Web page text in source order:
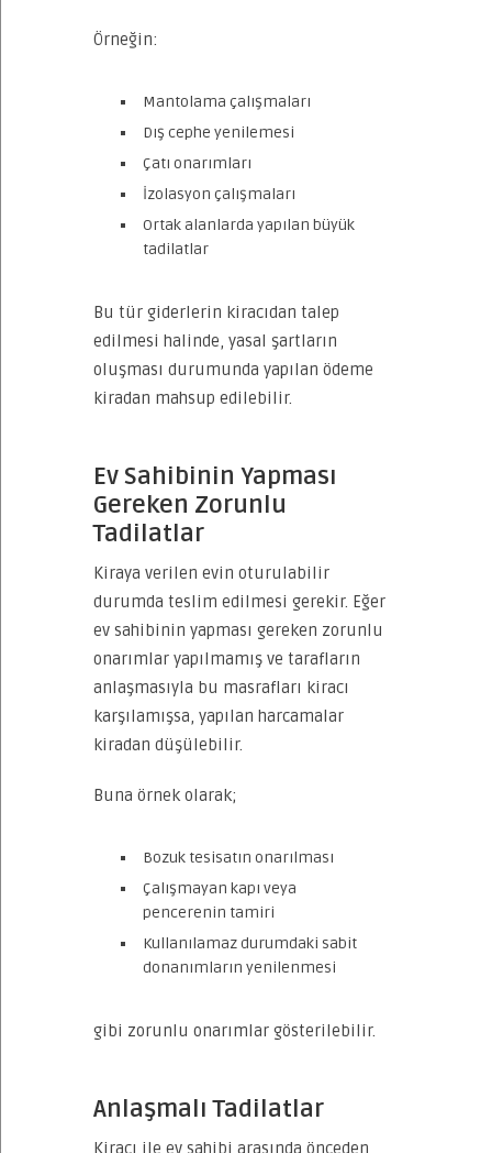
Örneğin:
Mantolama çalışmaları
Dış cephe yenilemesi
Çatı onarımları
İzolasyon çalışmaları
Ortak alanlarda yapılan büyük
tadilatlar
Bu tür giderlerin kiracıdan talep
edilmesi halinde, yasal şartların
oluşması durumunda yapılan ödeme
kiradan mahsup edilebilir.
Ev Sahibinin Yapması
Gereken Zorunlu
Tadilatlar
Kiraya verilen evin oturulabilir
durumda teslim edilmesi gerekir. Eğer
ev sahibinin yapması gereken zorunlu
onarımlar yapılmamış ve tarafların
anlaşmasıyla bu masrafları kiracı
karşılamışsa, yapılan harcamalar
kiradan düşülebilir.
Buna örnek olarak;
Bozuk tesisatın onarılması
Çalışmayan kapı veya
pencerenin tamiri
Kullanılamaz durumdaki sabit
donanımların yenilenmesi
gibi zorunlu onarımlar gösterilebilir.
Anlaşmalı Tadilatlar
Kiracı ile ev sahibi arasında önceden